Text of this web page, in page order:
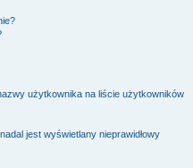
użytkownika na liście użytkowników
jest wyświetlany nieprawidłowy